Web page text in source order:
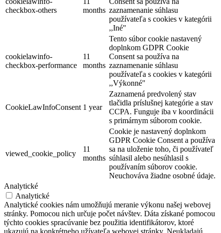
checkbox-others
months zaznamenanie súhlasu
používateľa s cookies v kategórii
,,Iné"
cookielawinfo-
checkbox-performance
11
months
Tento súbor cookie nastavený
doplnkom GDPR Cookie
Consent sa používa na
zaznamenanie súhlasu
používateľa s cookies v kategórii
,,Výkonné"
CookieLawInfoConsent 1 year
Zaznamená predvolený stav
tlačidla príslušnej kategórie a stav
CCPA. Funguje iba v koordinácii
s primárnym súborom cookie.
viewed_cookie_policy
11
months
Cookie je nastavený doplnkom
GDPR Cookie Consent a používa
sa na uloženie toho, či používateľ
súhlasil alebo nesúhlasil s
používaním súborov cookie.
Neuchováva žiadne osobné údaje.
Analytické
Analytické
Analytické cookies nám umožňujú meranie výkonu našej webovej
stránky. Pomocou nich určuje počet návštev. Dáta získané pomocou
týchto cookies spracúvanie bez použitia identifikátorov, ktoré
ukazujú na konkrétneho užívateľa webovej stránky. Neukladajú